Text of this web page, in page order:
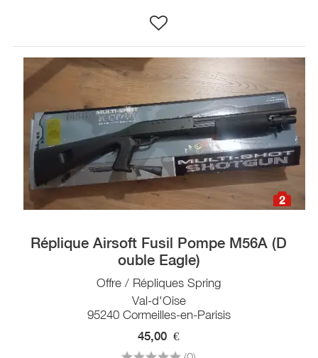
2
Réplique Airsoft Fusil Pompe M56A (D
ouble Eagle)
Offre / Répliques Spring
Val-d'Oise
95240 Cormeilles-en-Parisis
45,00 €